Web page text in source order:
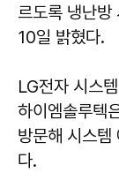
르도록 냉난방
10일 밝혔다.
LG전자 시스
하이엠솔루텍
방문해 시스템
다.